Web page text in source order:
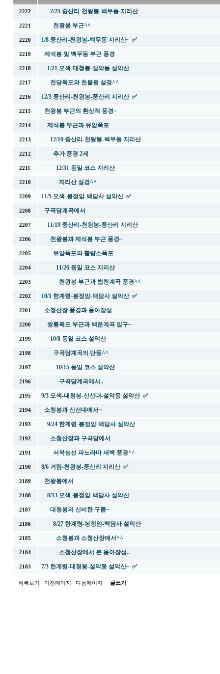
2222 2/25 중산리-천왕봉-백무동 지리산
2221 천왕봉 부근^^
2220 1/8 중산리-천왕봉-백무동 지리산~ ✅
2219 제석봉 및 백무동 부근 풍경
2218 1/21 오색-대청봉-설악동 설악산
2217 천당폭포와 천불동 설경^^
2216 12/3 중산리-천왕봉-중산리 지리산 ✅
2215 천왕봉 부근의 환상적 풍경~
2214 제석봉 부근과 유암폭포
2213 12/10 중산리-천왕봉-백무동 지리산
2212 추가 풍경 2제
2211 12/31 동일 코스 지리산
2210 지리산 설경^^
2209 11/5 오색-봉정암-백담사 설악산 ✅
2208 구곡담계곡에서
2207 11/19 중산리-천왕봉-중산리 지리산
2206 천왕봉과 제석봉 부근 풍경~
2205 유암폭포와 활량소폭포
2204 11/26 동일 코스 지리산
2203 천왕봉 부근과 법천계곡 풍경^^
2202 10/1 한계령-봉정암-백담사 설악산 ✅
2201 소청산장 풍경과 용아장성
2200 쌍룡폭포 부근과 백운계곡 입구~
2199 10/8 동일 코스 설악산
2198 구곡담계곡의 단풍^^
2197 10/15 동일 코스 설악산
2196 구곡담계곡에서..
2195 9/3 오색-대청봉-신선대-설악동 설악산 ✅
2194 소청봉과 신선대에서~
2193 9/24 한계령-봉정암-백담사 설악산
2192 소청산장과 구곡담에서
2191 서북능선 파노라마 새벽 풍경^^
2190 8/6 거림-천왕봉-중산리 지리산 ✅
2189 천왕봉에서
2188 8/13 오색-봉정암-백담사 설악산
2187 대청봉의 신비한 구름~
2186 8/27 한계령-봉정암-백담사 설악산
2185 소청봉과 소청산장에서^^
2184 소청산장에서 본 용아장성..
2183 7/3 한계령-대청봉-설악동 설악산~ ✅
목록보기 이전페이지 다음페이지 글쓰기